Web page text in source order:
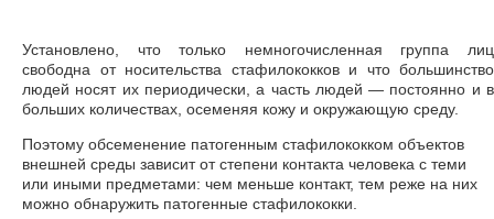
Установлено, что только немногочисленная группа лиц
свободна от носительства стафилококков и что большинство
людей носят их периодически, а часть людей — постоянно и в
больших количествах, осеменяя кожу и окружающую среду.
Поэтому обсеменение патогенным стафилококком объектов
внешней среды зависит от степени контакта человека с теми
или иными предметами: чем меньше контакт, тем реже на них
можно обнаружить патогенные стафилококки.